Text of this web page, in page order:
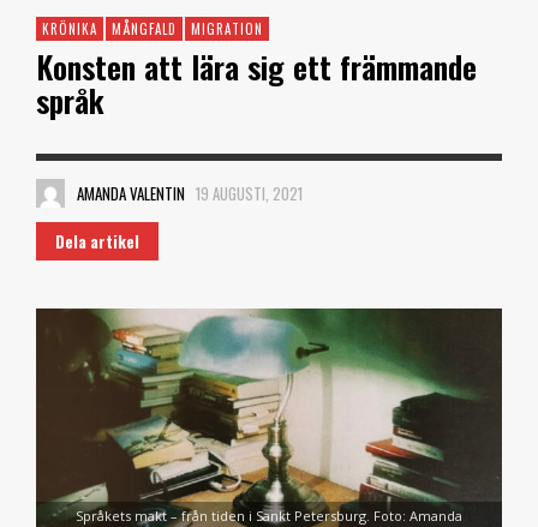
KRÖNIKA MÅNGFALD MIGRATION
Konsten att lära sig ett främmande
språk
AMANDA VALENTIN 19 AUGUSTI, 2021
Dela artikel
Språkets makt – från tiden i Sankt Petersburg. Foto: Amanda